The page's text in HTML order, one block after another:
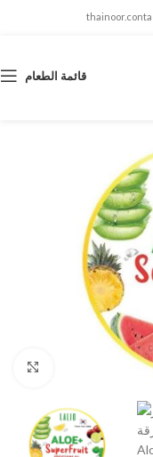
قائمة الطعام